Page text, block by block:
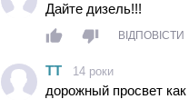
Дайте дизель!!!
ВІДПОВІСТИ
ТТ 14 роки
дорожный просвет